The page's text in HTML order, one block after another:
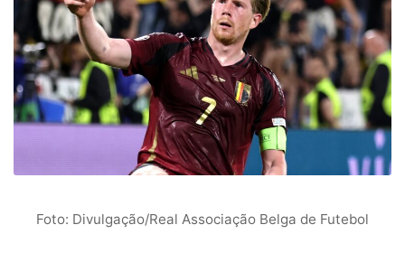
Foto: Divulgação/Real Associação Belga de Futebol